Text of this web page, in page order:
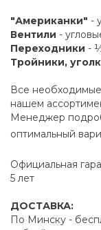
"Американки" -
Вентили -
Переходники -
Тройники,
Все
нашем
Менеджер
оптимальный
Официальная
5 лет
ДОСТАВКА:
По Минску -